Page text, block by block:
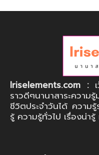
Iriselements.com :
ราวดีๆนานาสาระความ
ชีวิตประจำวันได้ ความ
รู้ ความรู้ทั่วไป เรื่องน่า